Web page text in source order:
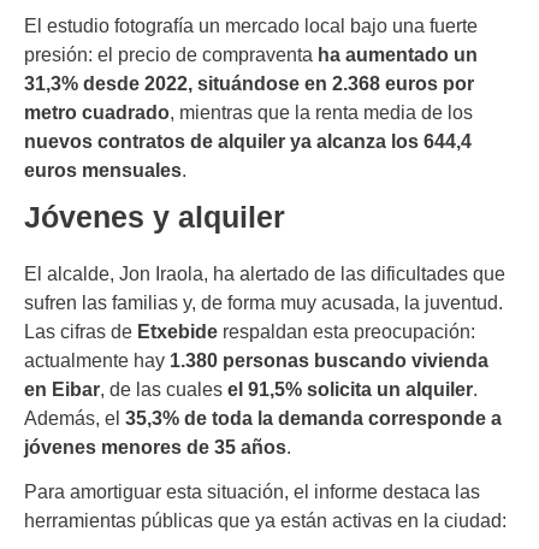
El estudio fotografía un mercado local bajo una fuerte
presión: el precio de compraventa ha aumentado un
31,3% desde 2022, situándose en 2.368 euros por
metro cuadrado, mientras que la renta media de los
nuevos contratos de alquiler ya alcanza los 644,4
euros mensuales.
Jóvenes y alquiler
El alcalde, Jon Iraola, ha alertado de las dificultades que
sufren las familias y, de forma muy acusada, la juventud.
Las cifras de Etxebide respaldan esta preocupación:
actualmente hay 1.380 personas buscando vivienda
en Eibar, de las cuales el 91,5% solicita un alquiler.
Además, el 35,3% de toda la demanda corresponde a
jóvenes menores de 35 años.
Para amortiguar esta situación, el informe destaca las
herramientas públicas que ya están activas en la ciudad: